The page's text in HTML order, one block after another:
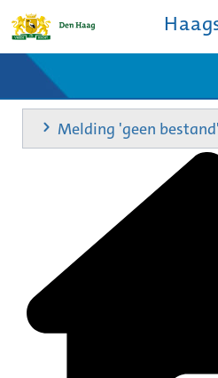
Home
Nieuws
Ontdek de stad
De studiezaal
Bronnen en collecties
Melding 'geen bestand'